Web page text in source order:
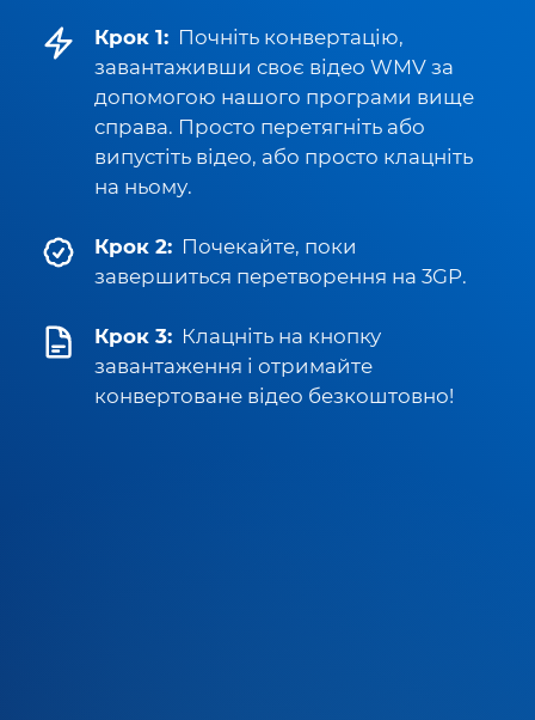
Крок 1: Почніть конвертацію,
завантаживши своє відео WMV за
допомогою нашого програми вище
справа. Просто перетягніть або
випустіть відео, або просто клацніть
на ньому.
Крок 2: Почекайте, поки
завершиться перетворення на 3GP.
Крок 3: Клацніть на кнопку
завантаження і отримайте
конвертоване відео безкоштовно!